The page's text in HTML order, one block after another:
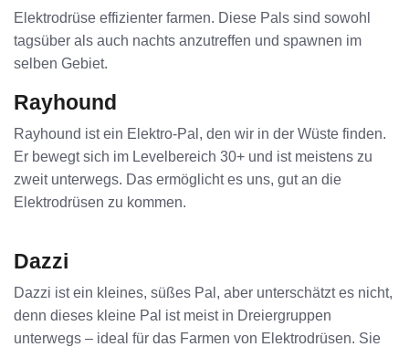
Elektrodrüse effizienter farmen. Diese Pals sind sowohl
tagsüber als auch nachts anzutreffen und spawnen im
selben Gebiet.
Rayhound
Rayhound ist ein Elektro-Pal, den wir in der Wüste finden.
Er bewegt sich im Levelbereich 30+ und ist meistens zu
zweit unterwegs. Das ermöglicht es uns, gut an die
Elektrodrüsen zu kommen.
Dazzi
Dazzi ist ein kleines, süßes Pal, aber unterschätzt es nicht,
denn dieses kleine Pal ist meist in Dreiergruppen
unterwegs – ideal für das Farmen von Elektrodrüsen. Sie